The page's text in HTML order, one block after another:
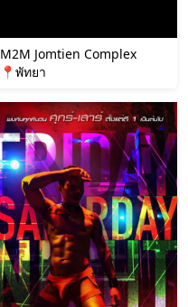
M2M Jomtien Complex
📍พัทยา